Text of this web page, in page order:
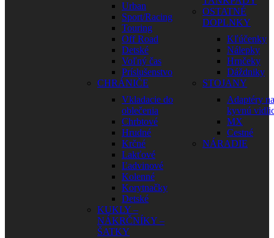
Urban
Sport/Racing
Touring
Off Road
Detské
Voľný čas
Príslušenstvo
CHRÁNIČE
Vkladacie do
oblečenia
Chrbtové
Hrudné
Krčné
Lakťové
Ľadvinové
Kolenné
Korytnačky
Detské
KUKLY –
NÁKRČNÍKY –
ŠATKY
OSTATNÉ
DOPLNKY
Kľúčenky
Nálepky
Hrnčeky
Dáždniky
STOJANY
Adaptéry na
kyvnú
MX
Cestné
NÁRADIE